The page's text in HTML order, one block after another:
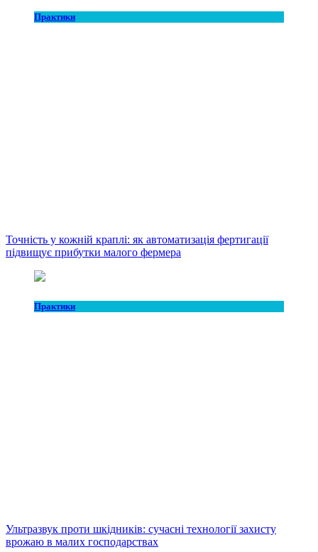
Практики
Точність у кожній краплі: як автоматизація фертигації
підвищує прибутки малого фермера
Практики
Ультразвук проти шкідників: сучасні технології захисту
врожаю в малих господарствах